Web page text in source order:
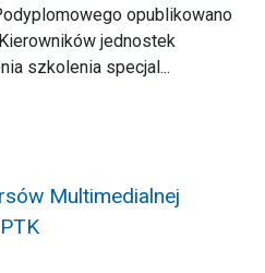
opublikowano
jednostek
szkolenia specjal...
Multimedialnej